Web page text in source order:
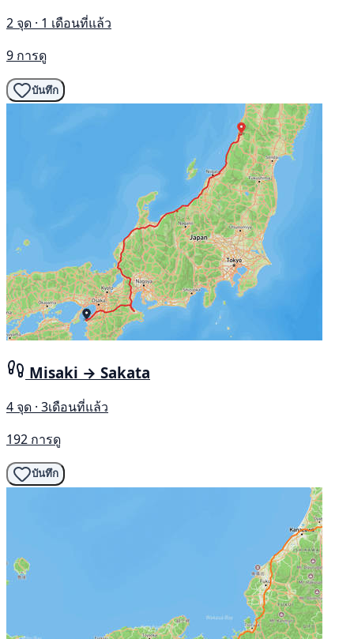
2 จุด · 1 เดือนที่แล้ว
9 การดู
บันทึก
Misaki → Sakata
4 จุด · 3เดือนที่แล้ว
192 การดู
บันทึก